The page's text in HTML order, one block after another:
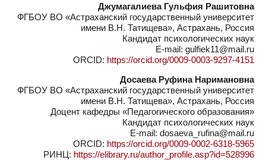
Джумагалиева Гульфия Рашитовна
ФГБОУ ВО «Астраханский государственный университет
имени В.Н. Татищева», Астрахань, Россия
Кандидат психологических наук
E-mail: gulfiek11@mail.ru
ORCID: https://orcid.org/0009-0003-9297-4151
Досаева Руфина Наримановна
ФГБОУ ВО «Астраханский государственный университет
имени В.Н. Татищева», Астрахань, Россия
Доцент кафедры «Педагогического образования»
Кандидат психологических наук
E-mail: dosaeva_rufina@mail.ru
ORCID: https://orcid.org/0009-0002-6318-5965
РИНЦ: https://elibrary.ru/author_profile.asp?id=528996